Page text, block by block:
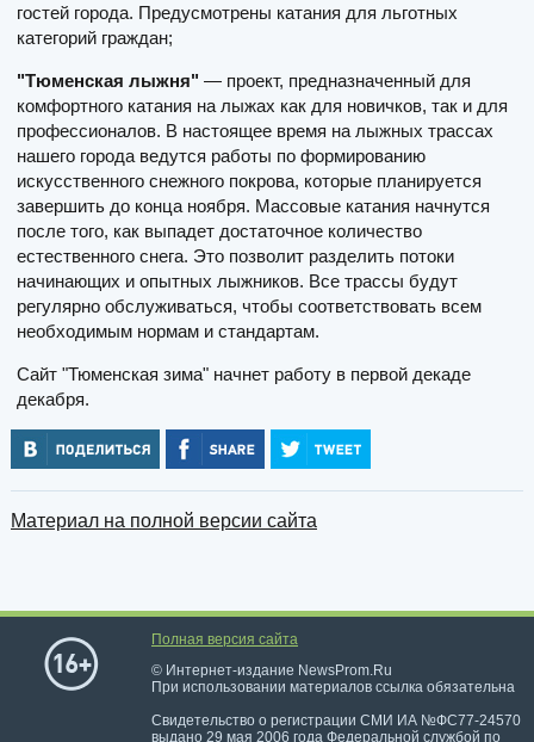
гостей города. Предусмотрены катания для льготных
категорий граждан;
"Тюменская лыжня" — проект, предназначенный для
комфортного катания на лыжах как для новичков, так и для
профессионалов. В настоящее время на лыжных трассах
нашего города ведутся работы по формированию
искусственного снежного покрова, которые планируется
завершить до конца ноября. Массовые катания начнутся
после того, как выпадет достаточное количество
естественного снега. Это позволит разделить потоки
начинающих и опытных лыжников. Все трассы будут
регулярно обслуживаться, чтобы соответствовать всем
необходимым нормам и стандартам.
Сайт "Тюменская зима" начнет работу в первой декаде
декабря.
Материал на полной версии сайта
Полная версия сайта
© Интернет-издание NewsProm.Ru
При использовании материалов ссылка обязательна
Свидетельство о регистрации СМИ ИА №ФС77-24570
выдано 29 мая 2006 года Федеральной службой по